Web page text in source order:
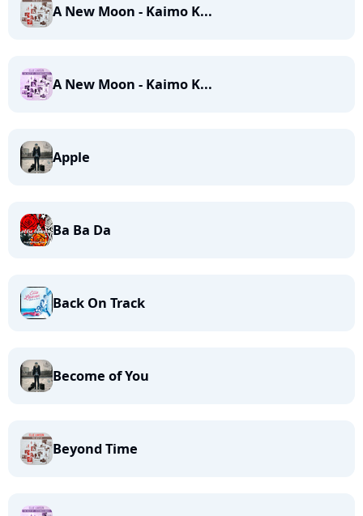
A New Moon - Kaimo K...
A New Moon - Kaimo K...
Apple
Ba Ba Da
Back On Track
Become of You
Beyond Time